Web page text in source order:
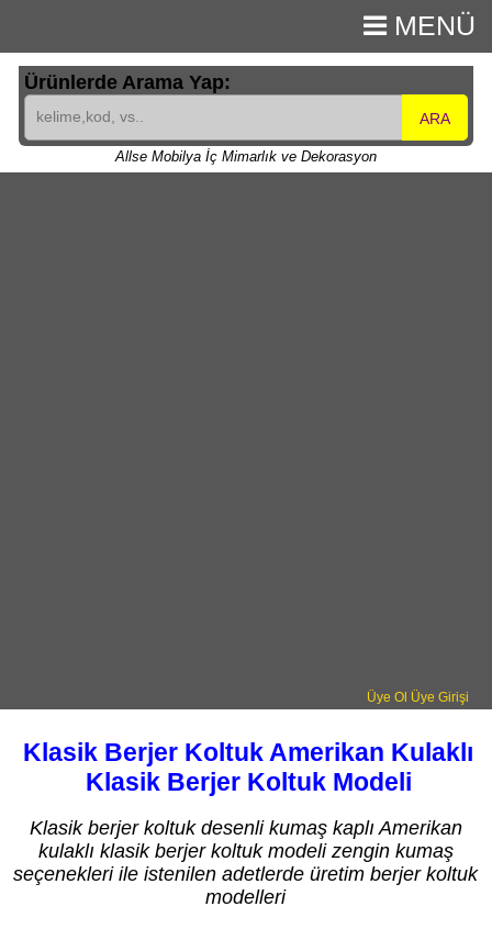
MENÜ
Ürünlerde Arama Yap:
ARA
Allse Mobilya İç Mimarlık ve Dekorasyon
Üye Ol Üye Girişi
Klasik Berjer Koltuk Amerikan Kulaklı
Klasik Berjer Koltuk Modeli
Klasik berjer koltuk desenli kumaş kaplı Amerikan
kulaklı klasik berjer koltuk modeli zengin kumaş
seçenekleri ile istenilen adetlerde üretim berjer koltuk
modelleri